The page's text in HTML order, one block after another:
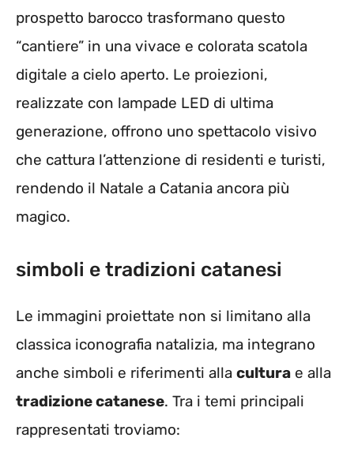
prospetto barocco trasformano questo
“cantiere” in una vivace e colorata scatola
digitale a cielo aperto. Le proiezioni,
realizzate con lampade LED di ultima
generazione, offrono uno spettacolo visivo
che cattura l’attenzione di residenti e turisti,
rendendo il Natale a Catania ancora più
magico.
simboli e tradizioni catanesi
Le immagini proiettate non si limitano alla
classica iconografia natalizia, ma integrano
anche simboli e riferimenti alla cultura e alla
tradizione catanese. Tra i temi principali
rappresentati troviamo: